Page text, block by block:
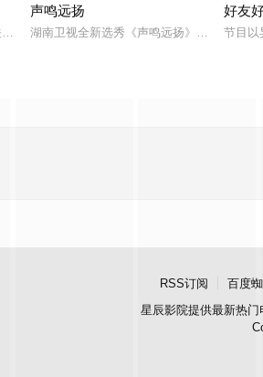
为切入点的场景化真人秀综艺节目。节目以友
声鸣远扬
湖南卫视全新选秀《声鸣远扬》报名开启！
好友
节目以
RSS订阅 百度
星辰影院提供最新热门